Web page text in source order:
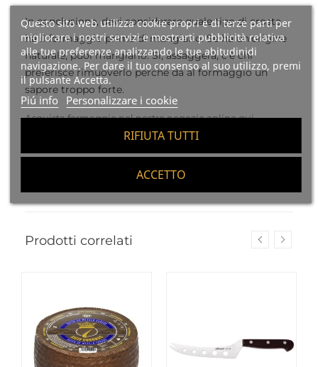
Questo sito web utilizza cookie propri e di terze parti per
migliorare i nostri servizi e mostrarti pubblicità relativa
alle tue preferenze analizzando le tue abitudinidi
navigazione. Per dare il tuo consenso al suo utilizzo, premi
il pulsante Accetta.
Piú info Personalizzare i cookie
RIFIUTA TUTTI
ACCETTO
In conclusione, devi considerare quale tipo di crosta
ha il formaggio prima di mangiarlo. Se ha un'origine
naturale, puoi mangiarlo. Sì, assaggerà, c'è chi
preferisce rimuoverlo perché dà al formaggio un
sapore troppo forte.
Acquista formaggio nel nostro negozio online qui
Prodotti correlati